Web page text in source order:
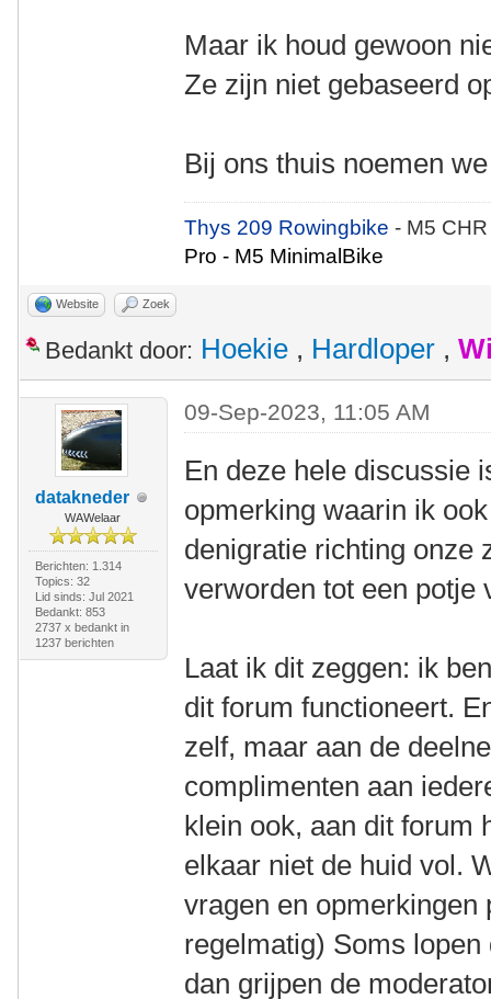
Maar ik houd gewoon
Ze zijn niet gebaseerd
Bij ons thuis noemen
Thys 209 Rowingbike- M5
Pro - M5 MinimalBike
Website Zoek
Bedankt door: Hoekie , Hardloper ,
datakneder
WAWelaar
Berichten: 1.314
Topics: 32
Lid sinds: Jul 2021
Bedankt: 853
2737 x bedankt in
1237 berichten
09-Sep-2023, 11:05 AM
En deze hele discussie
opmerking waarin ik
denigratie richting onze
verworden tot een potje
Laat ik dit zeggen: ik
dit forum functioneert.
zelf, maar aan de
complimenten aan
klein ook, aan dit forum
elkaar niet de huid vol.
vragen en opmerkingen
regelmatig) Soms
dan grijpen de